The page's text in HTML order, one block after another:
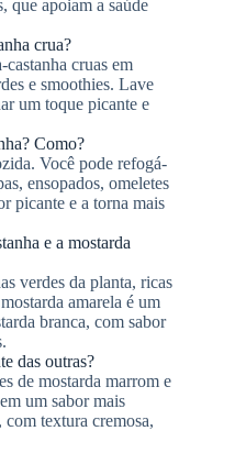
que apoiam a saúde
crua?
cruas em
e smoothies. Lave
um toque picante e
Como?
Você pode refogá-
ensopados, omeletes
picante e a torna mais
e a mostarda
verdes da planta, ricas
amarela é um
branca, com sabor
das outras?
de mostarda marrom e
um sabor mais
textura cremosa,